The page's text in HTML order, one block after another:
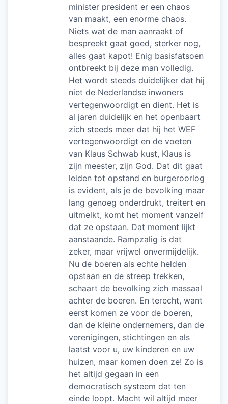
minister president er een chaos
van maakt, een enorme chaos.
Niets wat de man aanraakt of
bespreekt gaat goed, sterker nog,
alles gaat kapot! Enig basisfatsoen
ontbreekt bij deze man volledig.
Het wordt steeds duidelijker dat hij
niet de Nederlandse inwoners
vertegenwoordigt en dient. Het is
al jaren duidelijk en het openbaart
zich steeds meer dat hij het WEF
vertegenwoordigt en de voeten
van Klaus Schwab kust, Klaus is
zijn meester, zijn God. Dat dit gaat
leiden tot opstand en burgeroorlog
is evident, als je de bevolking maar
lang genoeg onderdrukt, treitert en
uitmelkt, komt het moment vanzelf
dat ze opstaan. Dat moment lijkt
aanstaande. Rampzalig is dat
zeker, maar vrijwel onvermijdelijk.
Nu de boeren als echte helden
opstaan en de streep trekken,
schaart de bevolking zich massaal
achter de boeren. En terecht, want
eerst komen ze voor de boeren,
dan de kleine ondernemers, dan de
verenigingen, stichtingen en als
laatst voor u, uw kinderen en uw
huizen, maar komen doen ze! Zo is
het altijd gegaan in een
democratisch systeem dat ten
einde loopt. Macht wil altijd meer